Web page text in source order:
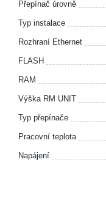
Přepínač úrovně
Typ instalace
Rozhraní Ethernet
FLASH
RAM
Výška RM UNIT
Typ přepínače
Pracovní teplota
Napájení